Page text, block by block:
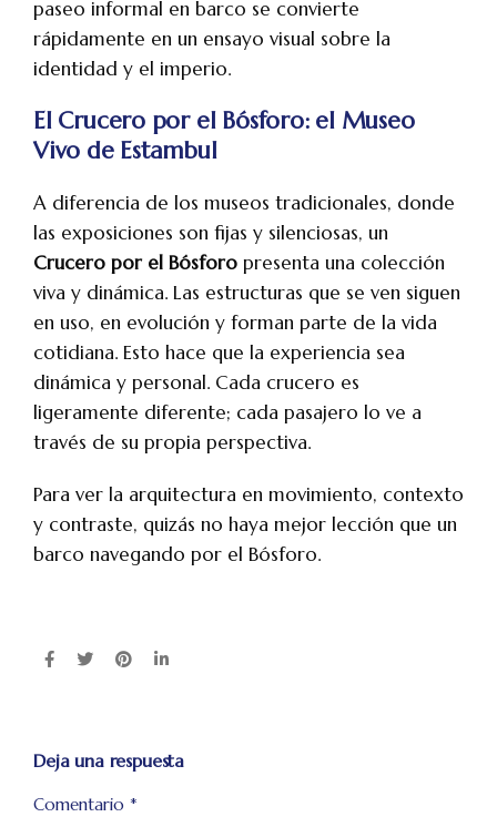
paseo informal en barco se convierte
rápidamente en un ensayo visual sobre la
identidad y el imperio.
El Crucero por el Bósforo: el Museo
Vivo de Estambul
A diferencia de los museos tradicionales, donde
las exposiciones son fijas y silenciosas, un
Crucero por el Bósforo presenta una colección
viva y dinámica. Las estructuras que se ven siguen
en uso, en evolución y forman parte de la vida
cotidiana. Esto hace que la experiencia sea
dinámica y personal. Cada crucero es
ligeramente diferente; cada pasajero lo ve a
través de su propia perspectiva.
Para ver la arquitectura en movimiento, contexto
y contraste, quizás no haya mejor lección que un
barco navegando por el Bósforo.
Deja una respuesta
Comentario *